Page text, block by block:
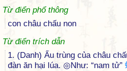
Từ điển phổ thông
con châu chấu non
Từ điển trích dẫn
1. (Danh) Ấu trùng của châu
đàn ăn hại lúa. ◎Như: “nam tử”